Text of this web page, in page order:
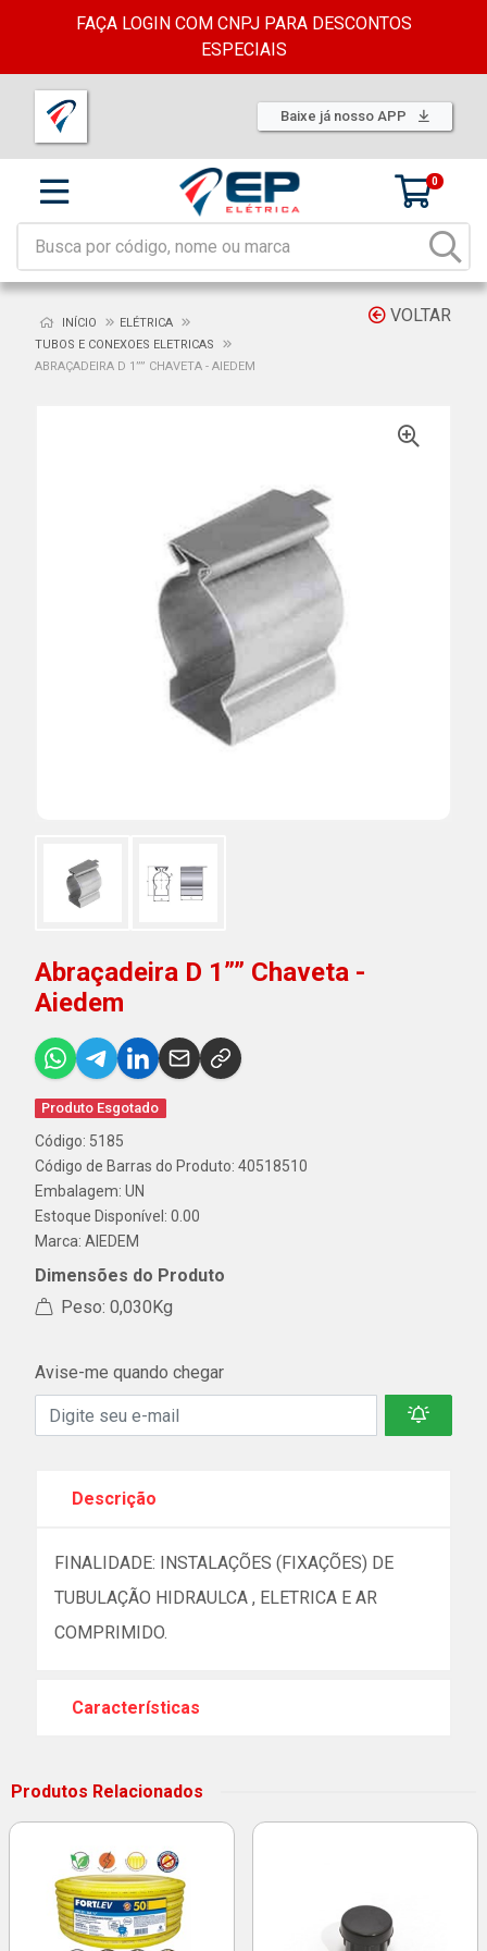
FAÇA LOGIN COM CNPJ PARA DESCONTOS
ESPECIAIS
Baixe já nosso APP
0
VOLTAR
INÍCIO
ELÉTRICA
TUBOS E CONEXOES ELETRICAS
ABRAÇADEIRA D 1”” CHAVETA - AIEDEM
Abraçadeira D 1”” Chaveta -
Aiedem
Produto Esgotado
Código: 5185
Código de Barras do Produto: 40518510
Embalagem: UN
Estoque Disponível: 0.00
Marca: AIEDEM
Dimensões do Produto
Peso: 0,030Kg
Avise-me quando chegar
Descrição
FINALIDADE: INSTALAÇÕES (FIXAÇÕES) DE
TUBULAÇÃO HIDRAULCA , ELETRICA E AR
COMPRIMIDO.
Características
Produtos Relacionados